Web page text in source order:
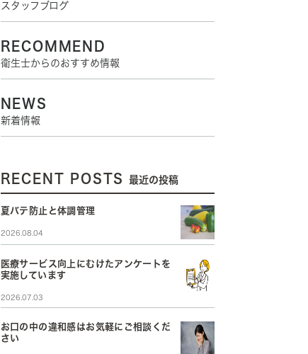
スタッフブログ
RECOMMEND
衛生士からのおすすめ情報
NEWS
新着情報
RECENT POSTS 最近の投稿
夏バテ防止と体調管理
2026.08.04
医療サービス向上にむけたアンケートを
実施しています
2026.07.03
お口の中の違和感はお気軽にご相談くだ
さい